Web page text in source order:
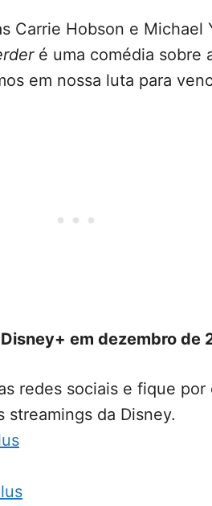
Carrie Hobson e Michael
é uma comédia sobre
em nossa luta para
em dezembro de
redes sociais e fique por
streamings da Disney.